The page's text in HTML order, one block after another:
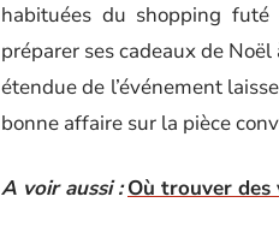
habituées du shopping
préparer ses cadeaux de
étendue de l’événement
bonne affaire sur la pièce
A voir aussi : Où trouver des